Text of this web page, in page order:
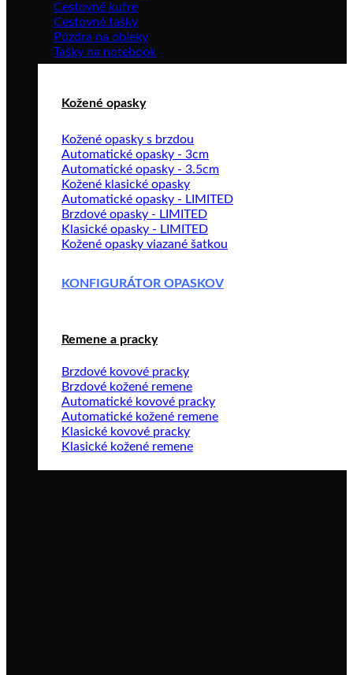
Cestovné kufre
Cestovné tašky
Púzdra na obleky
Tašky na notebook
Kožené opasky
Kožené opasky s brzdou
Automatické opasky - 3cm
Automatické opasky - 3.5cm
Kožené klasické opasky
Automatické opasky - LIMITED
Brzdové opasky - LIMITED
Klasické opasky - LIMITED
Kožené opasky viazané šatkou
KONFIGURÁTOR OPASKOV
Remene a pracky
Brzdové kovové pracky
Brzdové kožené remene
Automatické kovové pracky
Automatické kožené remene
Klasické kovové pracky
Klasické kožené remene